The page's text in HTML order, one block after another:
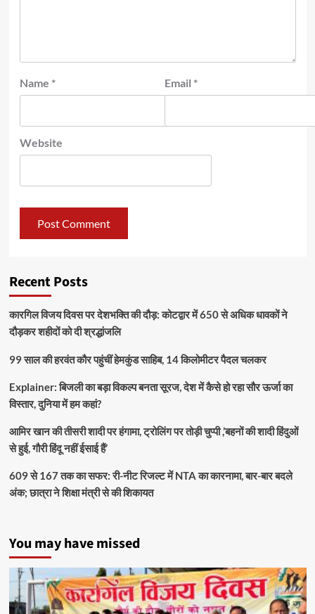
Name * Email *
Website
Recent Posts
कारगिल विजय दिवस पर देशभक्ति की दौड़: कोटद्वार में 650 से अधिक धावकों ने
दौड़कर शहीदों को दी श्रद्धांजलि
99 साल की हरवंत कौर पहुंचीं हेमकुंड साहिब, 14 किलोमीटर पैदल चलकर
Explainer: बिजली का बड़ा विकल्प बनता सूरज, देश में कैसे हो रहा सौर ऊर्जा का
विस्तार, दुनिया में हम कहां?
आमिर खान की तीसरी शादी पर हंगामा, ट्रोलिंग पर तोड़ी चुप्पी ,’बहनों की शादी हिंदुओं
से हुई, गौरी हिंदू नहीं ईसाई हैं’
609 से 167 तक का सफर: री-नीट रिजल्ट में NTA का कारनामा, बार-बार बदले
अंक; छात्रा ने शिक्षा मंत्री से की शिकायत
You may have missed